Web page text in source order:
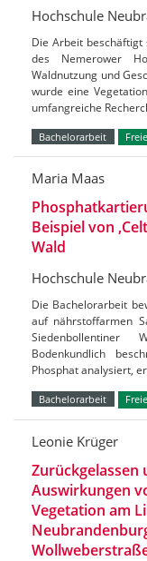
Hochschule
Die Arbeit
des Nemerower
Waldnutzung und
wurde eine
umfangreiche
Bachelorarbeit
Maria Maas
Beispiel von
Wald
Hochschule
Die Bachelorarbeit
auf nährstoffarmen
Siedenbollentiner
Bodenkundlich
Phosphat analysiert,
Bachelorarbeit
Leonie Krüger
Zurückgelassen
Auswirkungen
Vegetation am